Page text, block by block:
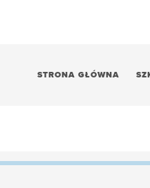
STRONA GŁÓWNA